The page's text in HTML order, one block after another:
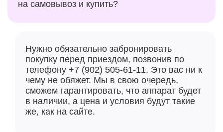
на самовывоз и купить?
Нужно обязательно забронировать
покупку перед приездом, позвонив по
телефону +7 (902) 505-61-11. Это вас ни к
чему не обяжет. Мы в свою очередь,
сможем гарантировать, что аппарат будет
в наличии, а цена и условия будут такие
же, как на сайте.